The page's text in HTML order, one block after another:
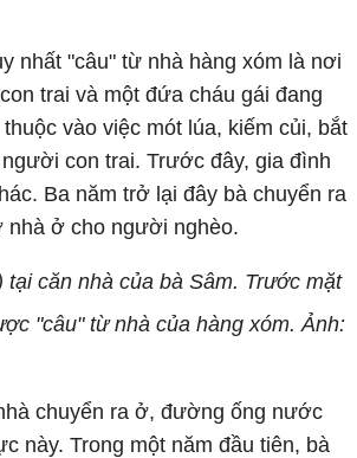
nhất "câu" từ nhà hàng xóm là nơi
trai và một đứa cháu gái đang
vào việc mót lúa, kiếm củi, bắt
con trai. Trước đây, gia đình
Ba năm trở lại đây bà chuyển ra
nhà ở cho người nghèo.
căn nhà của bà Sâm. Trước mặt
"câu" từ nhà của hàng xóm. Ảnh:
chuyển ra ở, đường ống nước
này. Trong một năm đầu tiên, bà